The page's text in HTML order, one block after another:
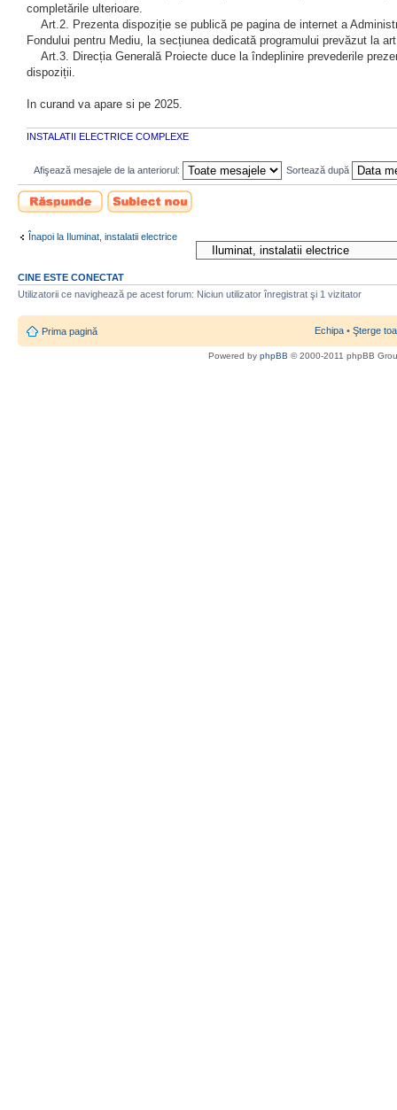
completările ulterioare.
Art.2. Prezenta dispoziție se publică pe pagina de internet a
Fondului pentru Mediu, la secțiunea dedicată programului prevăzut la
Art.3. Direcția Generală Proiecte duce la îndeplinire prevederile
dispoziții.
In curand va apare si pe 2025.
INSTALATII ELECTRICE COMPLEXE
Afişează mesajele de la anteriorul: Sortează după
Scrie un răspuns
Scrie un subiect
nou
Înapoi la Iluminat, instalatii electrice
CINE ESTE CONECTAT
Utilizatorii ce navighează pe acest forum: Niciun utilizator înregistrat şi 1 vizitator
Prima pagină Echipa • Şterge
Powered by phpBB © 2000-2011 phpBB